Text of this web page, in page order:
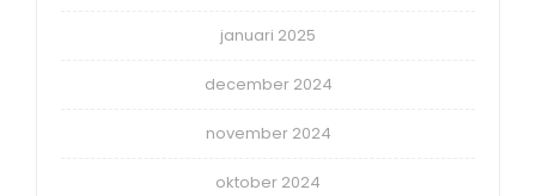
januari 2025
december 2024
november 2024
oktober 2024